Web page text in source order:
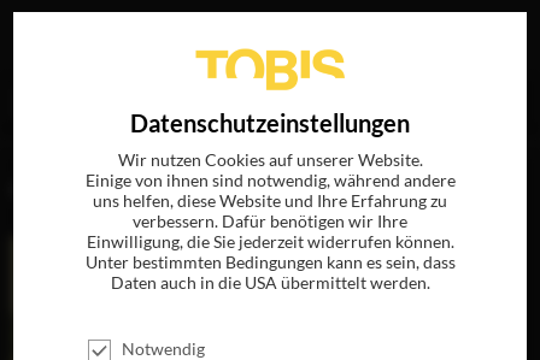
„Manu Gargi“ergab folgende Treffer
Datenschutzeinstellungen
Wir nutzen Cookies auf unserer Website.
Einige von ihnen sind notwendig, während andere
uns helfen, diese Website und Ihre Erfahrung zu
verbessern. Dafür benötigen wir Ihre
Einwilligung, die Sie jederzeit widerrufen können.
Unter bestimmten Bedingungen kann es sein, dass
Daten auch in die USA übermittelt werden.
Notwendig